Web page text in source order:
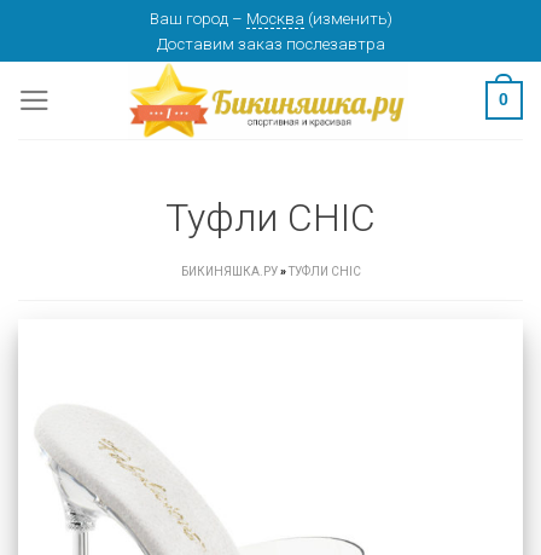
content
Ваш город – Москва (изменить)
Доставим заказ послезавтра
0
Туфли CHIC
БИКИНЯШКА.РУ»ТУФЛИ CHIC